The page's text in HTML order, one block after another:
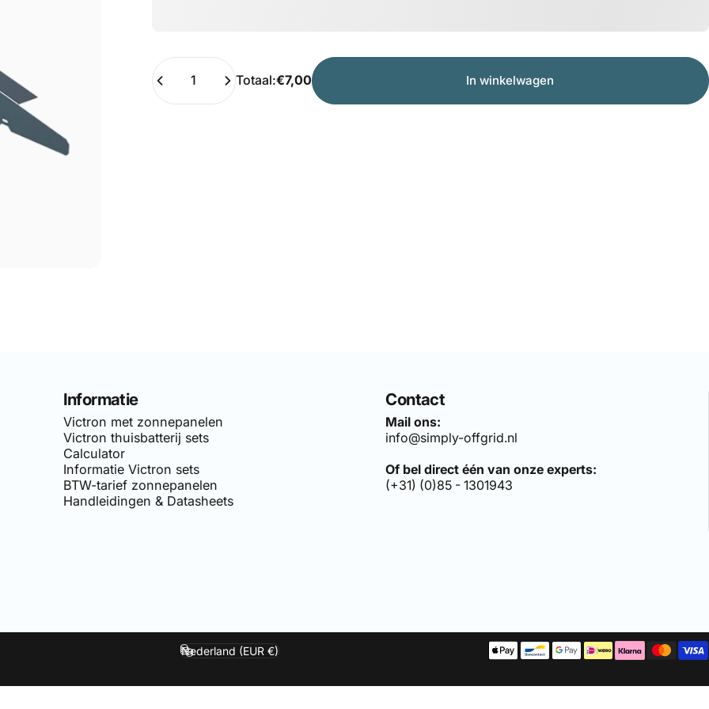
Hoeveelheid
Totaal:€7,00 In winkelwagen
Informatie
Victron met zonnepanelen
Victron thuisbatterij sets
Calculator
Informatie Victron sets
BTW-tarief zonnepanelen
Handleidingen & Datasheets
Contact
Mail ons:
info@simply-offgrid.nl
Of bel direct één van onze experts:
(+31) (0)85 - 1301943
Land/regio
Nederland (EUR €)